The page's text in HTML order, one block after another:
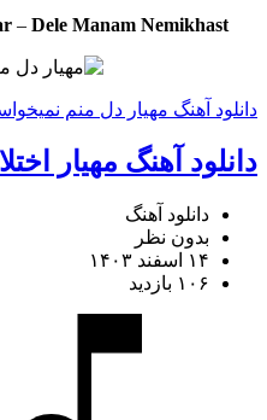
– Dele Manam Nemikhast
دانلود آهنگ مهیار دل منم
دانلود آهنگ مهیار
دانلود آهنگ
بدون نظر
۱۴ اسفند ۱۴۰۳
۱۰۶ بازدید